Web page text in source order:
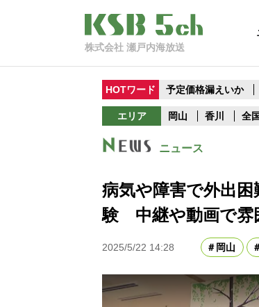
株式会社 瀬戸内海放送
HOTワード 予定価格漏えいか
エリア 岡山 香川 全国
ニュース
病気や障害で外出
験 中継や動画で
2025/5/22 14:28 岡山